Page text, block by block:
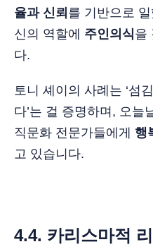
율과 신뢰 를 기반으로
신의 역할에 주인의식을
다.
토니 셰이의 사례는 ‘섬
다’는 걸 증명하며, 오늘
직문화 전문가들에게 행
고 있습니다.
4.4. 카리스마적